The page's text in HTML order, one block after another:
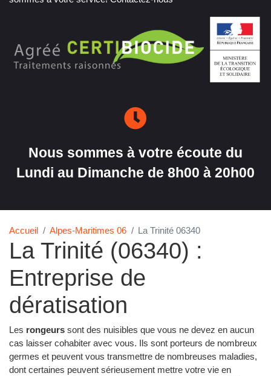
Nous sommes à votre écoute du
Lundi au Dimanche de 8h00 à 20h00
Accueil Alpes-Maritimes 06 La Trinité 06340
La Trinité (06340) :
Entreprise de
dératisation
Les rongeurs sont des nuisibles que vous ne devez en aucun
cas laisser cohabiter avec vous. Ils sont porteurs de nombreux
germes et peuvent vous transmettre de nombreuses maladies,
dont certaines peuvent sérieusement mettre votre vie en